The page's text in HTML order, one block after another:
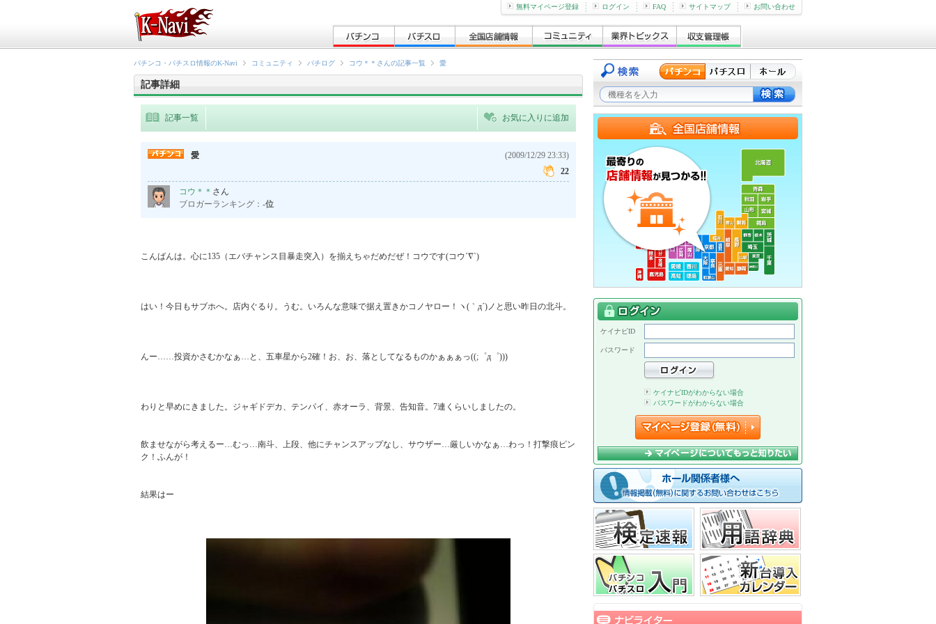
無料マイページ登録 ログイン FAQ サイトマップ お問い合わせ
パチンコ・パチスロ情報のK-Navi コミュニティ パチログ コウ＊＊さんの記事一覧 愛
記事詳細
記事一覧 お気に入りに追加
愛
(2009/12/29 23:33)
22
コウ＊＊ さん
ブロガーランキング： -位
こんばんは。心に135（エバチャンス目暴走突入）を揃えちゃだめだぜ！コウです(コウ´∇`)
はい！今日もサブホへ。店内ぐるり。うむ。いろんな意味で据え置きかコノヤロー！ヽ(｀д´)ノと思い昨日の北斗。
んー……投資かさむかなぁ…と、五車星から2確！お、お、落としてなるものかぁぁぁっ((;゜д゜)))
わりと早めにきました。ジャギドデカ、テンパイ、赤オーラ、背景、告知音。7連くらいしましたの。
飲ませながら考えるー…むっ…南斗、上段、他にチャンスアップなし、サウザー…厳しいかなぁ…わっ！打撃痕ピン
ク！ふんが！
結果はー
ケイナビID
パスワード
ケイナビIDがわからない場合
パスワードがわからない場合